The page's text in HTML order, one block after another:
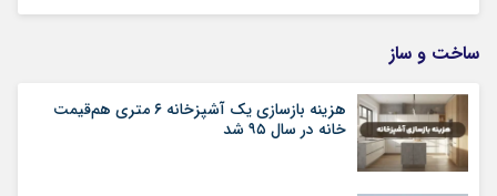
ساخت و ساز
هزینه بازسازی یک آشپزخانه ۶ متری هم‌قیمت
خانه در سال ۹۵ شد